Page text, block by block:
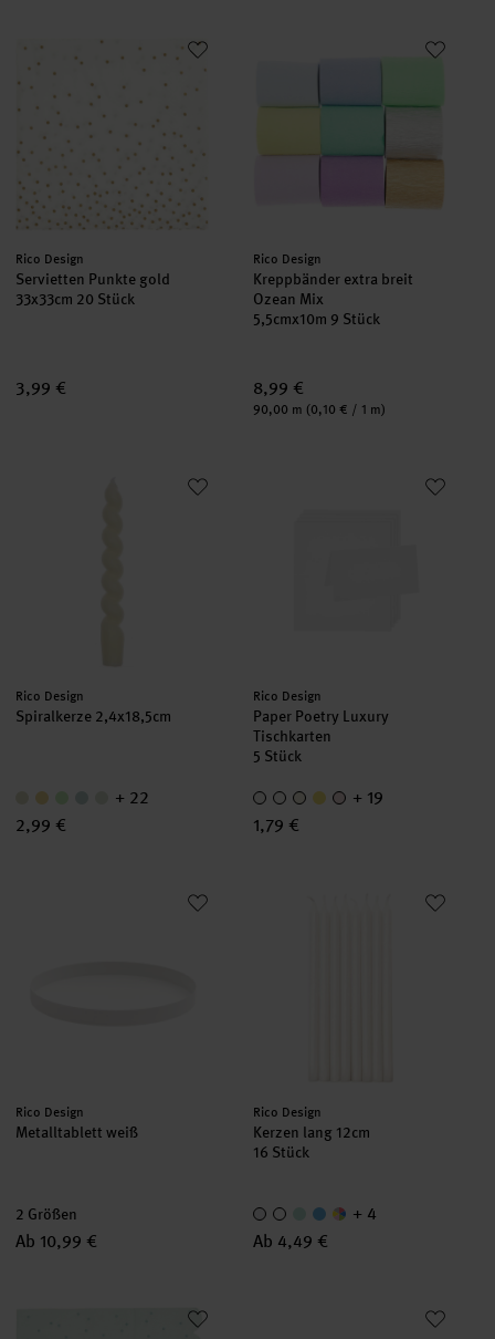
Servietten Punkte gold 33x33cm 20 Stück
Hersteller:
Rico Design
Servietten Punkte gold
33x33cm 20 Stück
3,99 €
Kreppbänder extra breit Ozean
Hersteller:
Rico Design
Kreppbänder extra breit
Ozean Mix
5,5cmx10m 9 Stück
8,99 €
Inhalt:
90,00 m (0,10 € / 1 m)
Hersteller:
Rico Design
Spiralkerze 2,4x18,5cm
+ 22
2,99 €
Paper Poetry Luxury
Hersteller:
Rico Design
Paper Poetry Luxury
Tischkarten
5 Stück
+ 19
1,79 €
Hersteller:
Rico Design
Metalltablett weiß
2 Größen
Ab 10,99 €
Hersteller:
Rico Design
Kerzen lang 12cm
16 Stück
+ 4
Ab 4,49 €
Paper Poetry Renew